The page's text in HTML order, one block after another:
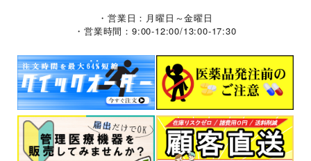
・営業日：月曜日～金曜日
・営業時間：9:00-12:00/13:00-17:30